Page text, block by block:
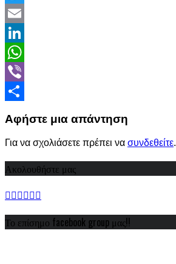
Twitter
Email
LinkedIn
WhatsApp
Viber
Αφήστε μια απάντηση
Για να σχολιάσετε πρέπει να συνδεθείτε.
Ακολουθήστε μας
Το επίσημο facebook group μας!!